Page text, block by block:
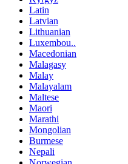
Latin
Latvian
Lithuanian
Luxembou..
Macedonian
Malagasy
Malay
Malayalam
Maltese
Maori
Marathi
Mongolian
Burmese
Nepali